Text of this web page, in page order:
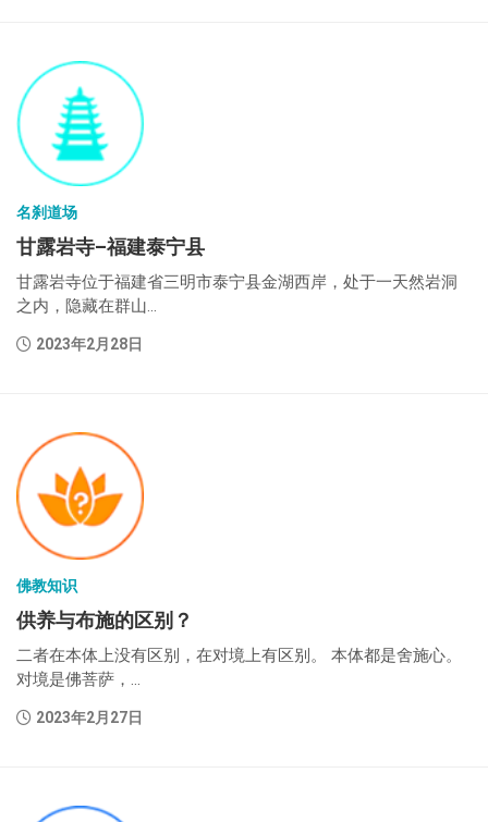
名刹道场
甘露岩寺–福建泰宁县
甘露岩寺位于福建省三明市泰宁县金湖西岸，处于一天然岩洞
之内，隐藏在群山...
2023年2月28日
佛教知识
供养与布施的区别？
二者在本体上没有区别，在对境上有区别。 本体都是舍施心。
对境是佛菩萨，...
2023年2月27日